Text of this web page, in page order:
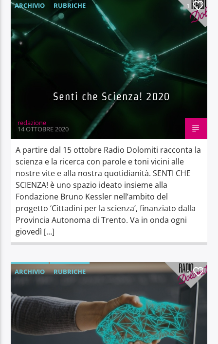
ARCHIVIO RUBRICHE 1
Senti che Scienza! 2020
redazione
14 OTTOBRE 2020
A partire dal 15 ottobre Radio Dolomiti racconta la
scienza e la ricerca con parole e toni vicini alle
nostre vite e alla nostra quotidianità. SENTI CHE
SCIENZA! è uno spazio ideato insieme alla
Fondazione Bruno Kessler nell’ambito del
progetto ‘Cittadini per la scienza’, finanziato dalla
Provincia Autonoma di Trento. Va in onda ogni
giovedì […]
ARCHIVIO RUBRICHE 0